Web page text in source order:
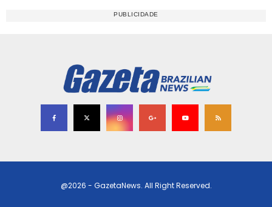
@2026 - GazetaNews. All Right Reserved.